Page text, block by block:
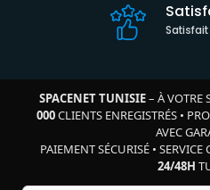
SPACENET TUNISIE– À VOTRE
000CLIENTS ENREGISTRÉS•
AVEC
PAIEMENT SÉCURISÉ • SERVICE
24/48H